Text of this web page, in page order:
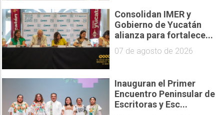
Consolidan IMER y
Gobierno de Yucatán
alianza para fortalece...
07 de agosto de 2026
Inauguran el Primer
Encuentro Peninsular de
Escritoras y Esc...